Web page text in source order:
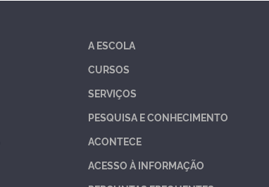
A ESCOLA
CURSOS
SERVIÇOS
PESQUISA E CONHECIMENTO
ACONTECE
ACESSO À INFORMAÇÃO